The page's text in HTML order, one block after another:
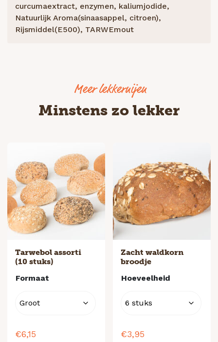
curcumaextract, enzymen, kaliumjodide,
Natuurlijk Aroma(sinaasappel, citroen),
Rijsmiddel(E500), TARWEmout
Minstens zo lekker
Tarwebol assorti
(10 stuks)
Formaat
€6,15
Zacht waldkorn
broodje
Hoeveelheid
€3,95